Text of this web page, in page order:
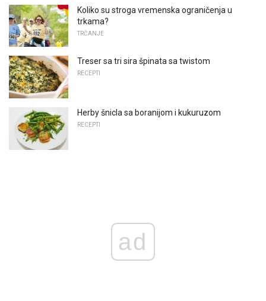
Koliko su stroga vremenska ograničenja u
trkama?
TRČANJE
Treser sa tri sira špinata sa twistom
RECEPTI
Herby šnicla sa boranijom i kukuruzom
RECEPTI
ad